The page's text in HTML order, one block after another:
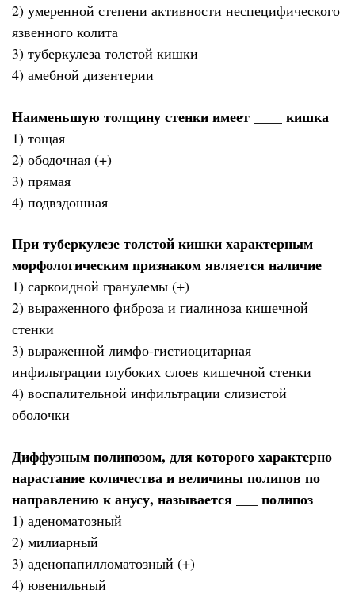
2) умеренной степени активности неспецифического
язвенного колита
3) туберкулеза толстой кишки
4) амебной дизентерии
Наименьшую толщину стенки имеет ____ кишка
1) тощая
2) ободочная (+)
3) прямая
4) подвздошная
При туберкулезе толстой кишки характерным
морфологическим признаком является наличие
1) саркоидной гранулемы (+)
2) выраженного фиброза и гиалиноза кишечной
стенки
3) выраженной лимфо-гистиоцитарная
инфильтрации глубоких слоев кишечной стенки
4) воспалительной инфильтрации слизистой
оболочки
Диффузным полипозом, для которого характерно
нарастание количества и величины полипов по
направлению к анусу, называется ___ полипоз
1) аденоматозный
2) милиарный
3) аденопапилломатозный (+)
4) ювенильный